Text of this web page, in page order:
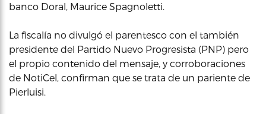
banco Doral, Maurice Spagnoletti.
La fiscalía no divulgó el parentesco con el también
presidente del Partido Nuevo Progresista (PNP) pero
el propio contenido del mensaje, y corroboraciones
de NotiCel, confirman que se trata de un pariente de
Pierluisi.